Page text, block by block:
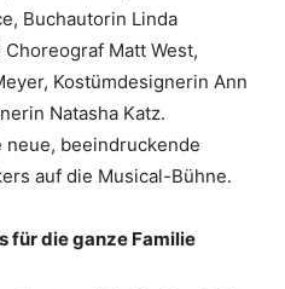
Buchautorin Linda
Matt West,
Kostümdesignerin Ann
Natasha Katz.
neue, beeindruckende
auf die Musical-Bühne.
für die ganze Familie